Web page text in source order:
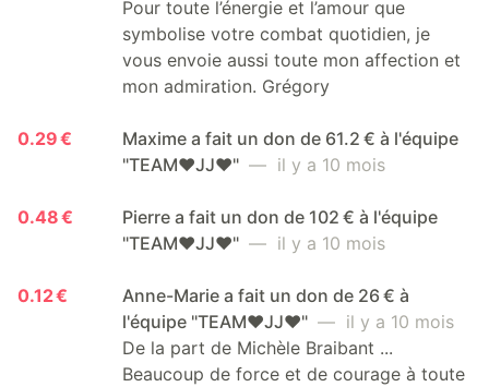
Pour toute l’énergie et l’amour que
symbolise votre combat quotidien, je
vous envoie aussi toute mon affection et
mon admiration. Grégory
0.29 €
Maxime a fait un don de 61.2 € à l'équipe
"TEAM❤️JJ❤️" — il y a 10 mois
0.48 €
Pierre a fait un don de 102 € à l'équipe
"TEAM❤️JJ❤️" — il y a 10 mois
0.12 €
Anne-Marie a fait un don de 26 € à
l'équipe "TEAM❤️JJ❤️" — il y a 10 mois
De la part de Michèle Braibant ...
Beaucoup de force et de courage à toute